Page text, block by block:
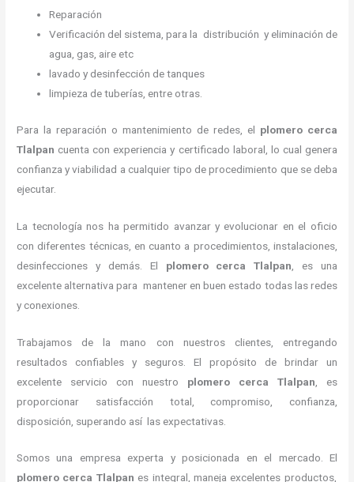
Reparación
Verificación del sistema, para la distribución y eliminación de
agua, gas, aire etc
lavado y desinfección de tanques
limpieza de tuberías, entre otras.
Para la reparación o mantenimiento de redes, el plomero cerca
Tlalpan cuenta con experiencia y certificado laboral, lo cual genera
confianza y viabilidad a cualquier tipo de procedimiento que se deba
ejecutar.
La tecnología nos ha permitido avanzar y evolucionar en el oficio
con diferentes técnicas, en cuanto a procedimientos, instalaciones,
desinfecciones y demás. El plomero cercaTlalpan , es una
excelente alternativa para mantener en buen estado todas las redes
y conexiones.
Trabajamos de la mano con nuestros clientes, entregando
resultados confiables y seguros. El propósito de brindar un
excelente servicio con nuestro plomero cerca Tlalpan , es
proporcionar satisfacción total, compromiso, confianza,
disposición, superando así las expectativas.
Somos una empresa experta y posicionada en el mercado. El
plomero cerca Tlalpan es integral, maneja excelentes productos,